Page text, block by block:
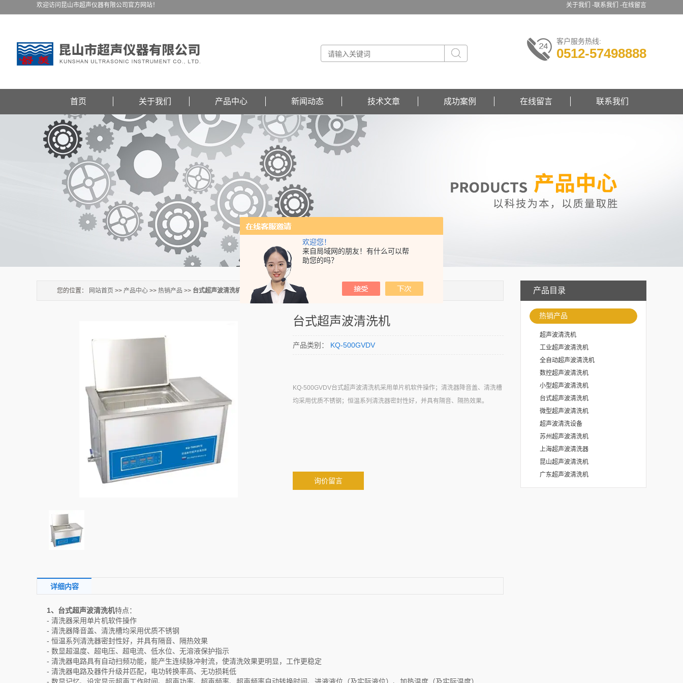
欢迎您！
来自局域网的朋友！有什么可以帮
助您的吗？
关于我们 -联系我们 -在线留言
欢迎访问昆山市超声仪器有限公司官方网站！
客户服务热线:
0512-57498888
首页 关于我们 产品中心 新闻动态 技术文章 成功案例 在线留言 联系我们
产品目录
热销产品
超声波清洗机
工业超声波清洗机
全自动超声波清洗机
数控超声波清洗机
小型超声波清洗机
台式超声波清洗机
微型超声波清洗机
超声波清洗设备
苏州超声波清洗机
上海超声波清洗器
昆山超声波清洗机
广东超声波清洗机
您的位置： 网站首页 >> 产品中心 >> 热销产品 >> 台式超声波清洗机 > KQ-500GVDV台式超声波清洗机
台式超声波清洗机
产品类别： KQ-500GVDV
KQ-500GVDV台式超声波清洗机采用单片机软件操作；清洗器降音盖、清洗槽
均采用优质不锈钢；恒温系列清洗器密封性好，并具有隔音、隔热效果。
询价留言
详细内容
1、台式超声波清洗机特点：
- 清洗器采用单片机软件操作
- 清洗器降音盖、清洗槽均采用优质不锈钢
- 恒温系列清洗器密封性好，并具有隔音、隔热效果
- 数显超温度、超电压、超电流、低水位、无溶液保护指示
- 清洗器电路具有自动扫频功能，能产生连续脉冲射流，使清洗效果更明显，工作更稳定
- 清洗器电路及器件升级并匹配，电功转换率高、无功损耗低